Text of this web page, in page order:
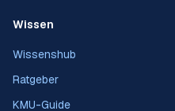
Wissen
Wissenshub
Ratgeber
KMU-Guide